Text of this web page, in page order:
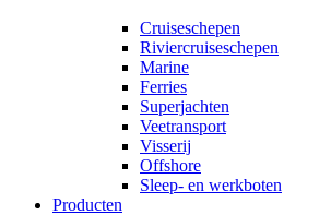
Cruiseschepen
Riviercruiseschepen
Marine
Ferries
Superjachten
Veetransport
Visserij
Offshore
Sleep- en werkboten
Producten